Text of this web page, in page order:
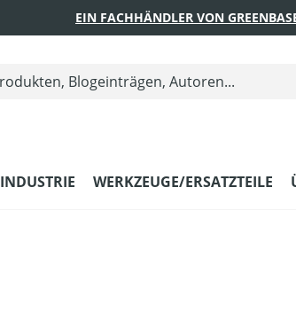
EIN FACHHÄNDLER VON
INDUSTRIE WERKZEUGE/ERSATZTEILE